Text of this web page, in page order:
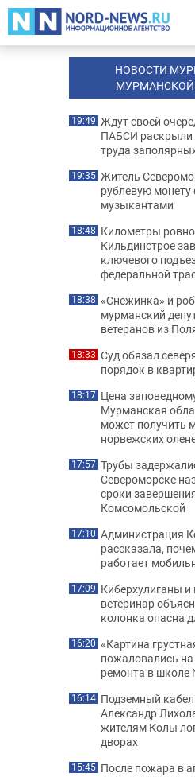
НОВОСТИ
МУРМАНСКОЙ
19:49 Ждут своей
ПАБСИ раскрыли
труда
19:35 Житель
рублевую
музыкантами
18:48 Километры
Кильдинстрое
ключевого
федеральной
18:38 «Снежинка» и
мурманский
ветеранов из
18:33 Суд обязал
порядок в
18:17 Цена
Мурманская
может получить
норвежских
17:57 Трубы
Североморске
сроки
Комсомольской
17:10 Администрация
рассказала,
работает
17:09 Киберхулиганы
ветеринар
колонка опасна
16:20 «Картина
пожаловались на
ремонта в школе
16:14 Подземный
Александр
жителям Колы
дворах
15:45 После пожара в